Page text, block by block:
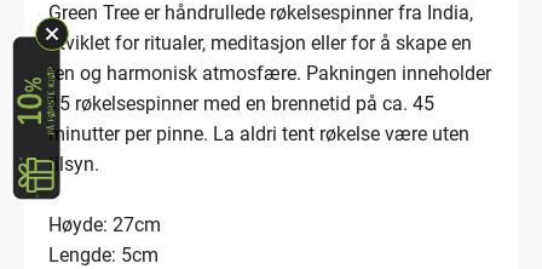
Green Tree er håndrullede røkelsespinner fra India,
utviklet for ritualer, meditasjon eller for å skape en
ren og harmonisk atmosfære. Pakningen inneholder
15 røkelsespinner med en brennetid på ca. 45
minutter per pinne. La aldri tent røkelse være uten
tilsyn.
Høyde: 27cm
Lengde: 5cm